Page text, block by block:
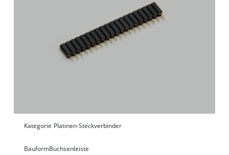
Kategorie Platinen-Steckverbinder
BauformBuchsenleiste